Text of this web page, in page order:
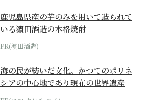
鹿児島県産の芋のみを用いて造られて
いる濵田酒造の本格焼酎
PR(濵田酒造)
海の民が紡いだ文化。かつてのポリネ
シアの中心地であり現在の世界遺産か
らみえてくる...